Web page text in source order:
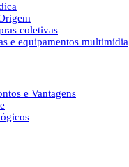
coletivas
e equipamentos multimídia
e Vantagens